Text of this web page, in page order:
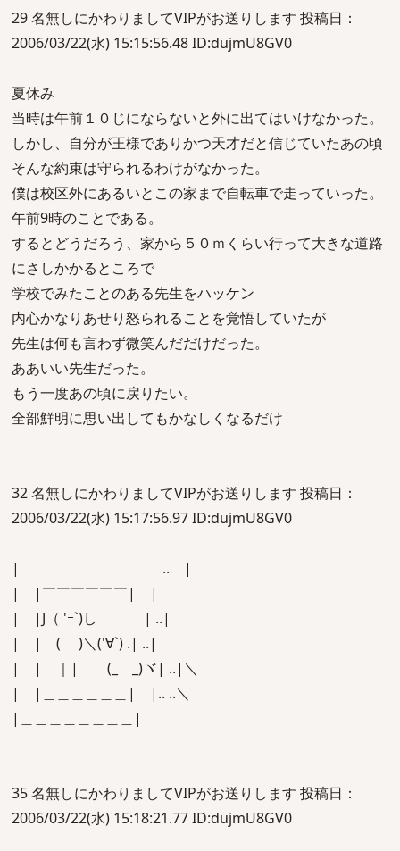
29 名無しにかわりましてVIPがお送りします 投稿日：
2006/03/22(水) 15:15:56.48 ID:dujmU8GV0
夏休み
当時は午前１０じにならないと外に出てはいけなかった。
しかし、自分が王様でありかつ天才だと信じていたあの頃
そんな約束は守られるわけがなかった。
僕は校区外にあるいとこの家まで自転車で走っていった。
午前9時のことである。
するとどうだろう、家から５０ｍくらい行って大きな道路
にさしかかるところで
学校でみたことのある先生をハッケン
内心かなりあせり怒られることを覚悟していたが
先生は何も言わず微笑んだだけだった。
ああいい先生だった。
もう一度あの頃に戻りたい。
全部鮮明に思い出してもかなしくなるだけ
32 名無しにかわりましてVIPがお送りします 投稿日：
2006/03/22(水) 15:17:56.97 ID:dujmU8GV0
| .. |
| |￣￣￣￣￣￣| |
| |J（ 'ｰ`)し | ..|
| | ( )＼('∀`) .| ..|
| | ｜| (_ _)ヾ| ..|＼
| |＿＿＿＿＿＿| |.. ..＼
|＿＿＿＿＿＿＿＿|
35 名無しにかわりましてVIPがお送りします 投稿日：
2006/03/22(水) 15:18:21.77 ID:dujmU8GV0